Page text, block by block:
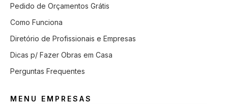
Pedido de Orçamentos Grátis
Como Funciona
Diretório de Profissionais e Empresas
Dicas p/ Fazer Obras em Casa
Perguntas Frequentes
MENU EMPRESAS